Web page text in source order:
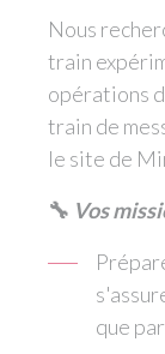
Nous
train
opérations
train de
le site de
🔧 Vos
que